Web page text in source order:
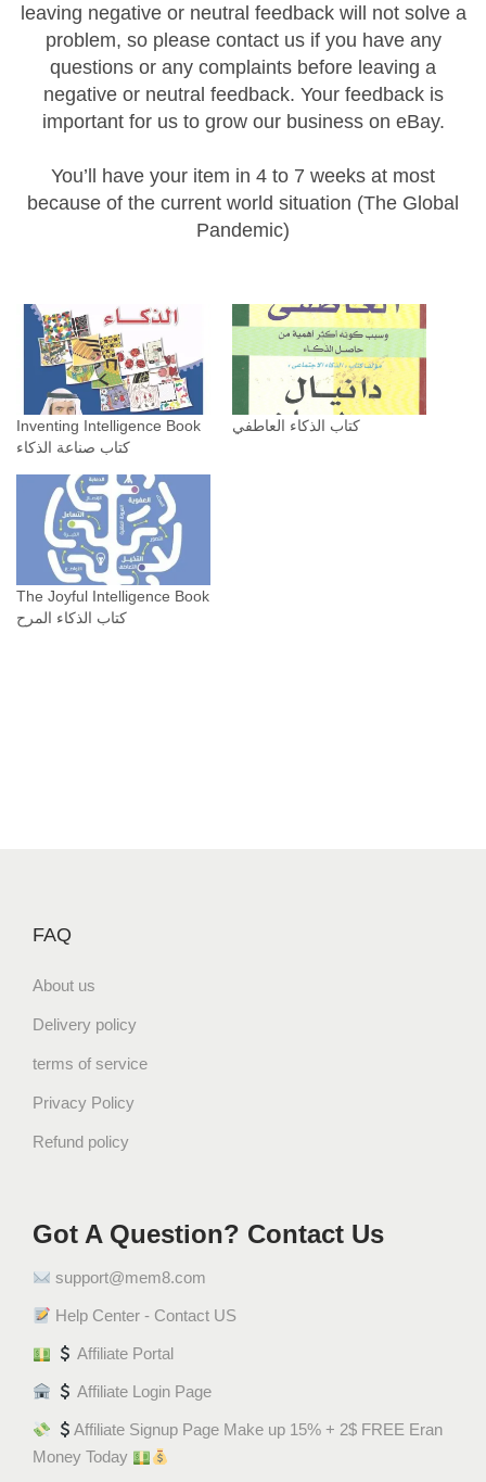
leaving negative or neutral feedback will not solve a
problem, so please contact us if you have any
questions or any complaints before leaving a
negative or neutral feedback. Your feedback is
important for us to grow our business on eBay.
You’ll have your item in 4 to 7 weeks at most
because of the current world situation (The Global
Pandemic)
Inventing Intelligence Book
كتاب صناعة الذكاء
كتاب الذكاء العاطفي
The Joyful Intelligence Book
كتاب الذكاء المرح
FAQ
About us
Delivery policy
terms of service
Privacy Policy
Refund policy
Got A Question? Contact Us
support@mem8.com
Help Center - Contact US
Affiliate Portal
Affiliate Login Page
Affiliate Signup Page Make up 15% + 2$ FREE Eran
Money Today